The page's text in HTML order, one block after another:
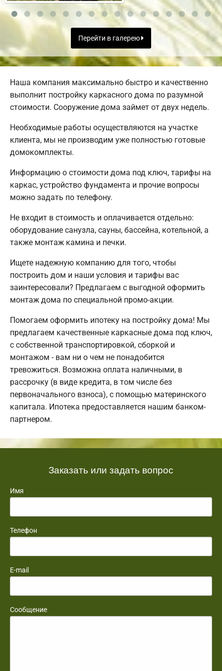
Перейти в галерею
Наша компания максимально быстро и качественно
выполнит постройку каркасного дома по разумной
стоимости. Сооружение дома займет от двух недель.
Необходимые работы осуществляются на участке
клиента, мы не производим уже полностью готовые
домокомплекты.
Информацию о стоимости дома под ключ, тарифы на
каркас, устройство фундамента и прочие вопросы
можно задать по телефону.
Не входит в стоимость и оплачивается отдельно:
оборудование санузла, сауны, бассейна, котельной, а
также монтаж камина и печки.
Ищете надежную компанию для того, чтобы
построить дом и наши условия и тарифы вас
заинтересовали? Предлагаем с выгодной оформить
монтаж дома по специальной промо-акции.
Помогаем оформить ипотеку на постройку дома! Мы
предлагаем качественные каркасные дома под ключ,
с собственной транспортировкой, сборкой и
монтажом - вам ни о чем не понадобится
тревожиться. Возможна оплата наличными, в
рассрочку (в виде кредита, в том числе без
первоначального взноса), с помощью материнского
капитала. Ипотека предоставляется нашим банком-
партнером.
Заказать или задать вопрос
Имя
Телефон
E-mail
Сообщение